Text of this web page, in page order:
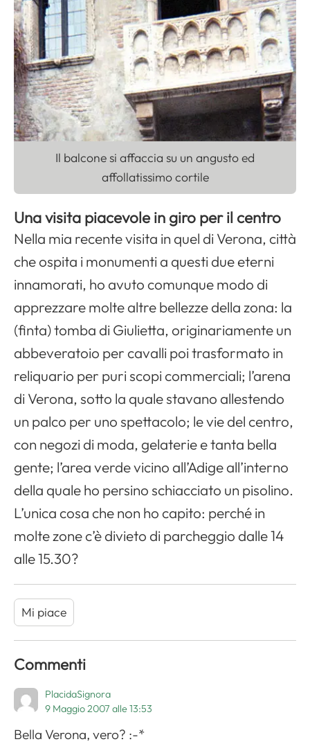
Il balcone si affaccia su un angusto ed
affollatissimo cortile
Una visita piacevole in giro per il centro
Nella mia recente visita in quel di Verona, città
che ospita i monumenti a questi due eterni
innamorati, ho avuto comunque modo di
apprezzare molte altre bellezze della zona: la
(finta) tomba di Giulietta, originariamente un
abbeveratoio per cavalli poi trasformato in
reliquario per puri scopi commerciali; l’arena
di Verona, sotto la quale stavano allestendo
un palco per uno spettacolo; le vie del centro,
con negozi di moda, gelaterie e tanta bella
gente; l’area verde vicino all’Adige all’interno
della quale ho persino schiacciato un pisolino.
L’unica cosa che non ho capito: perché in
molte zone c’è divieto di parcheggio dalle 14
alle 15.30?
Mi piace
Commenti
PlacidaSignora
9 Maggio 2007 alle 13:53
Bella Verona, vero? :-*
Apri il menu di navigazione